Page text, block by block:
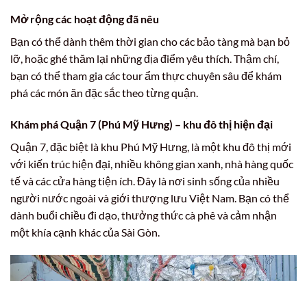
Mở rộng các hoạt động đã nêu
Bạn có thể dành thêm thời gian cho các bảo tàng mà bạn bỏ
lỡ, hoặc ghé thăm lại những địa điểm yêu thích. Thậm chí,
bạn có thể tham gia các tour ẩm thực chuyên sâu để khám
phá các món ăn đặc sắc theo từng quận.
Khám phá Quận 7 (Phú Mỹ Hưng) – khu đô thị hiện đại
Quận 7, đặc biệt là khu Phú Mỹ Hưng, là một khu đô thị mới
với kiến trúc hiện đại, nhiều không gian xanh, nhà hàng quốc
tế và các cửa hàng tiện ích. Đây là nơi sinh sống của nhiều
người nước ngoài và giới thượng lưu Việt Nam. Bạn có thể
dành buổi chiều đi dạo, thưởng thức cà phê và cảm nhận
một khía cạnh khác của Sài Gòn.